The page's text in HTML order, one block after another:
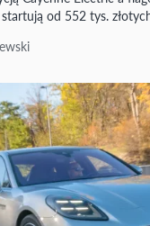
od 552 tys.